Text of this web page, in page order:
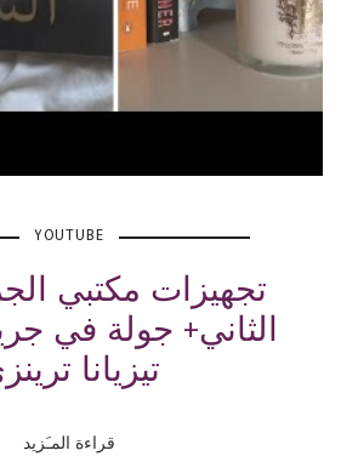
YOUTUBE
الثاني+ جولة في
تيزيانا
قراءة المـَزيد